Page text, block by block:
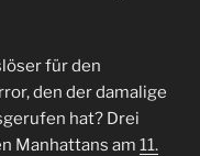
für den
den der damalige
hat? Drei
Manhattans am 11.